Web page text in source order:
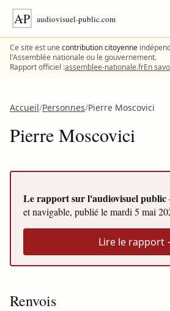
Aller au contenu
Ce site est unecontribution citoyenne
l'Assemblée nationale ou le gouvernement.
Rapport officiel :assemblee-nationale.frEn
Accueil/Personnes/Pierre Moscovici
Pierre Moscovici
Le rapport sur l'audiovisuel public
et navigable, publié lemardi 5 mai
Lire le rapport
Renvois